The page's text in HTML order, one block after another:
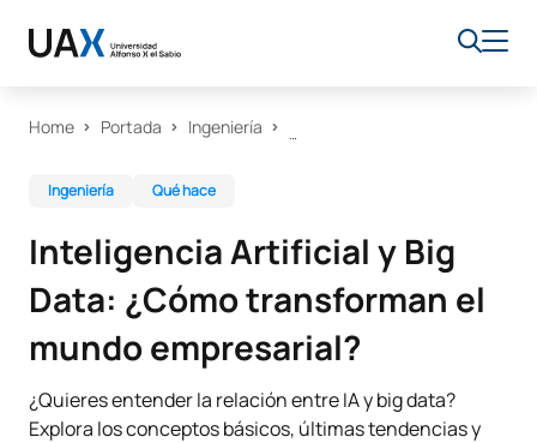
Home Portada Ingeniería
Ingeniería Qué hace
Inteligencia Artificial y Big
Data: ¿Cómo transforman el
mundo empresarial?
¿Quieres entender la relación entre IA y big data?
Explora los conceptos básicos, últimas tendencias y